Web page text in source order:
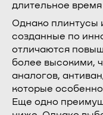
длительное
Однако плинтусы
созданные по
отличаются
более высокими,
аналогов,
которые
Еще одно